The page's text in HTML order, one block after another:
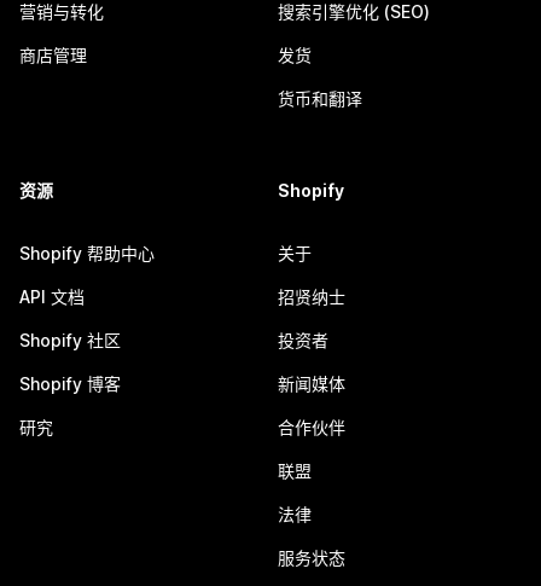
营销与转化
商店管理
搜索引擎优化 (SEO)
发货
货币和翻译
资源
Shopify 帮助中心
API 文档
Shopify 社区
Shopify 博客
研究
Shopify
关于
招贤纳士
投资者
新闻媒体
合作伙伴
联盟
法律
服务状态